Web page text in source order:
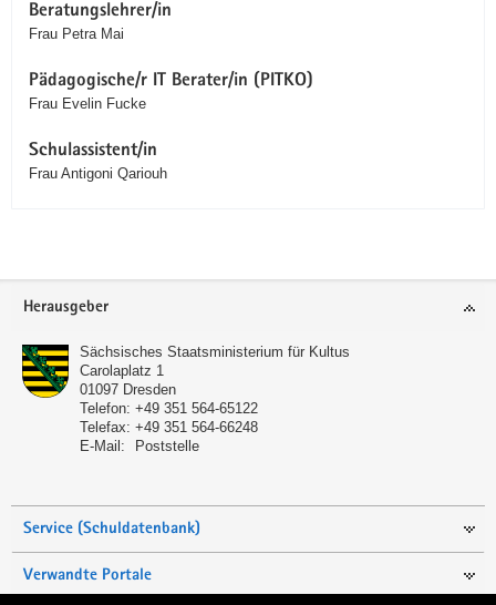
Beratungslehrer/in
Frau Petra Mai
Pädagogische/r IT Berater/in (PITKO)
Frau Evelin Fucke
Schulassistent/in
Frau Antigoni Qariouh
Service
Herausgeber
Sächsisches Staatsministerium für Kultus
Carolaplatz 1
01097 Dresden
Telefon: +49 351 564-65122
Telefax: +49 351 564-66248
E-Mail:
Poststelle
Service (Schuldatenbank)
Verwandte Portale